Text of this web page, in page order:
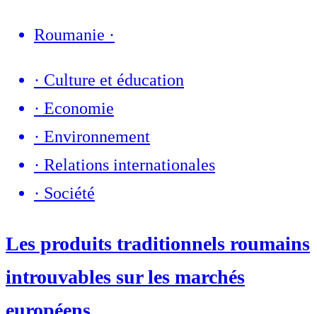
Roumanie ·
· Culture et éducation
· Economie
· Environnement
· Relations internationales
· Société
Les produits traditionnels roumains
introuvables sur les marchés